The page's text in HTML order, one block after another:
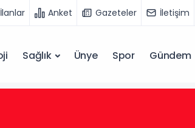
İlanlar Anket Gazeteler İletişim
Sağlık Ünye Spor Gündem